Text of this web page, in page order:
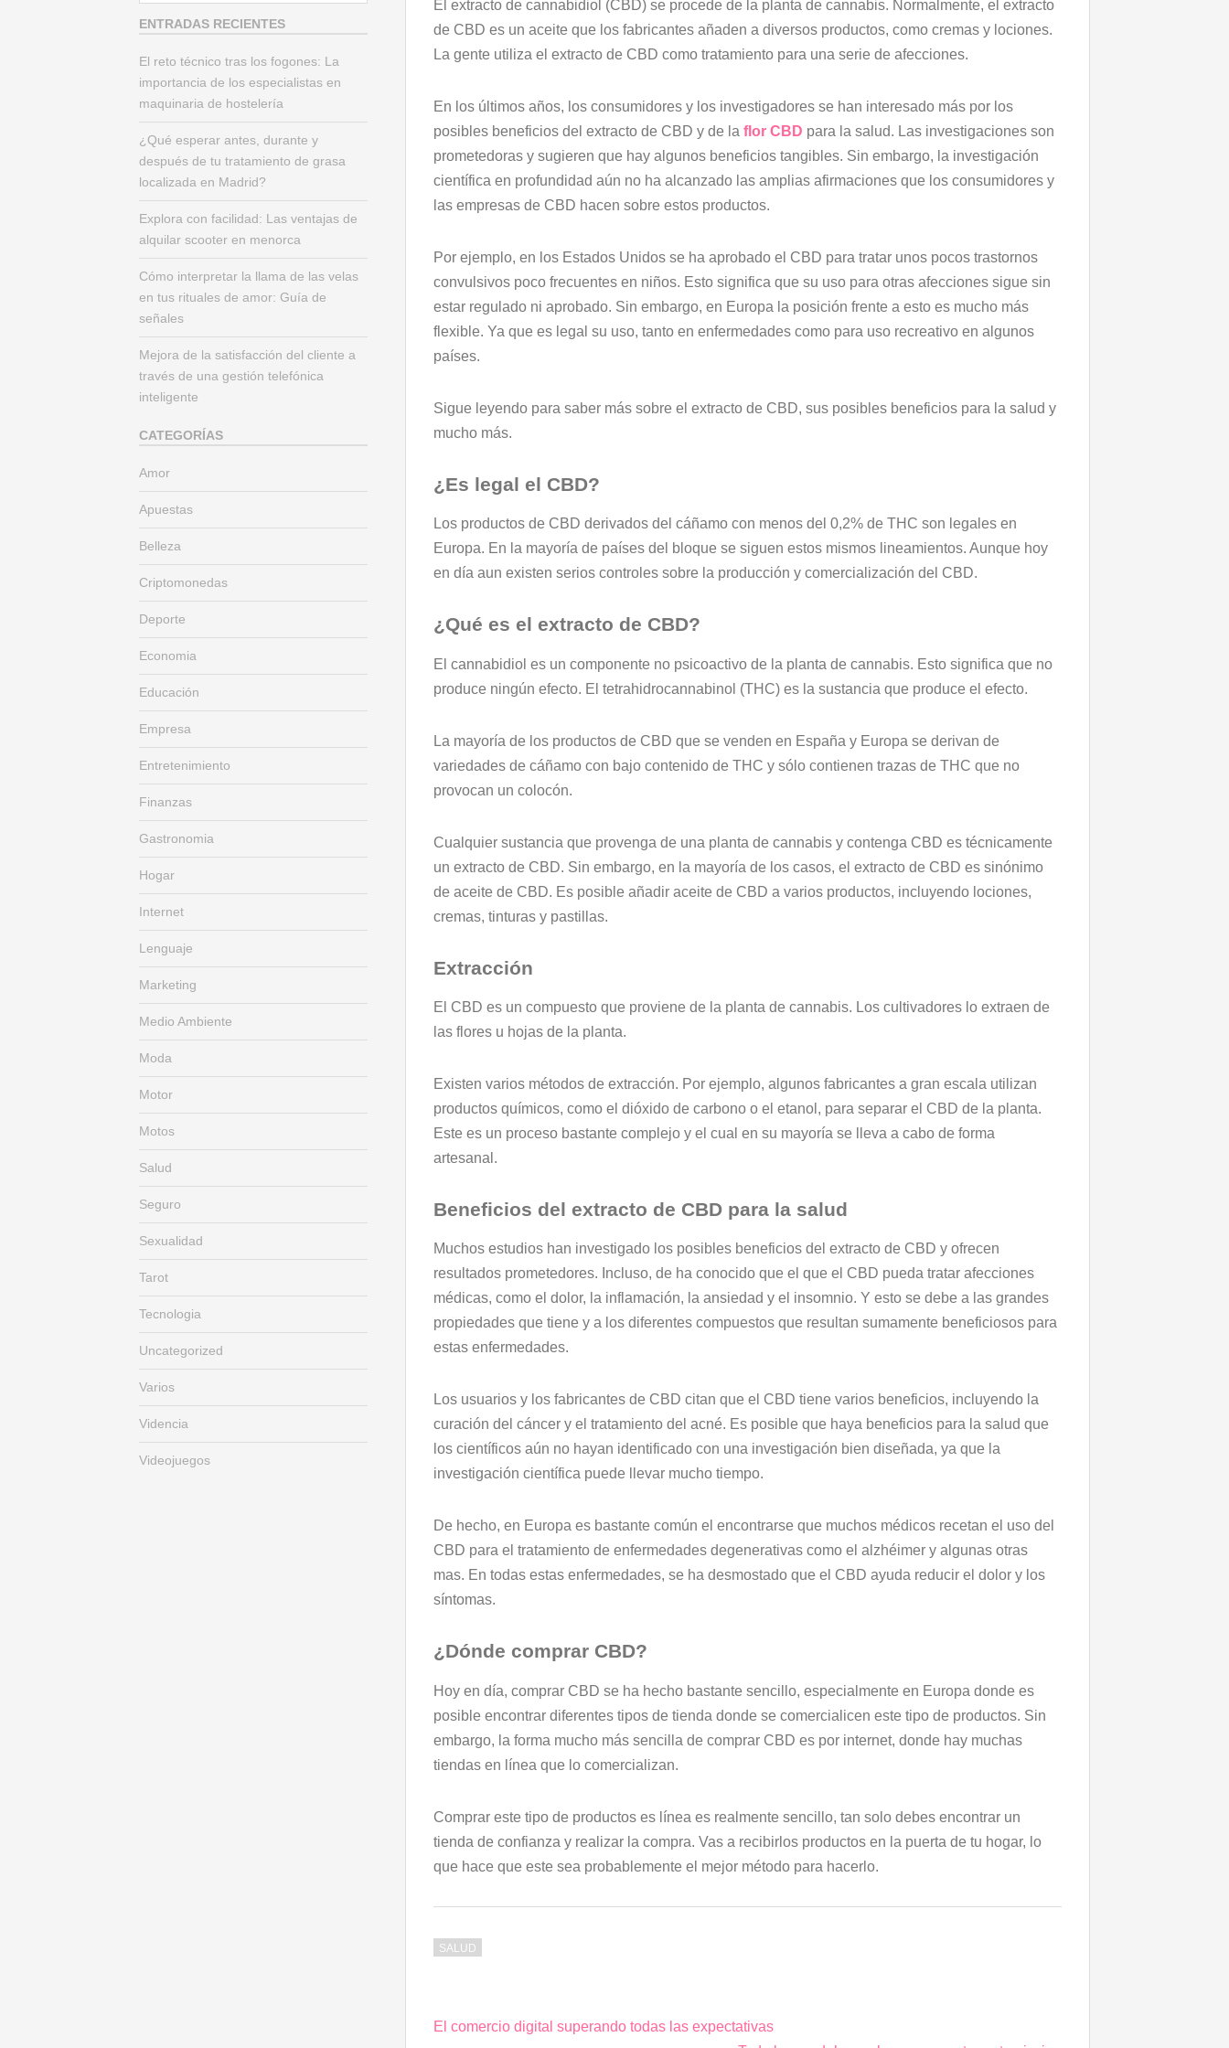
El extracto de cannabidiol (CBD) se procede de la planta de cannabis. Normalmente, el extracto
de CBD es un aceite que los fabricantes añaden a diversos productos, como cremas y lociones.
La gente utiliza el extracto de CBD como tratamiento para una serie de afecciones.
En los últimos años, los consumidores y los investigadores se han interesado más por los
posibles beneficios del extracto de CBD y de laflor CBD para la salud. Las investigaciones son
prometedoras y sugieren que hay algunos beneficios tangibles. Sin embargo, la investigación
científica en profundidad aún no ha alcanzado las amplias afirmaciones que los consumidores y
las empresas de CBD hacen sobre estos productos.
Por ejemplo, en los Estados Unidos se ha aprobado el CBD para tratar unos pocos trastornos
convulsivos poco frecuentes en niños. Esto significa que su uso para otras afecciones sigue sin
estar regulado ni aprobado. Sin embargo, en Europa la posición frente a esto es mucho más
flexible. Ya que es legal su uso, tanto en enfermedades como para uso recreativo en algunos
países.
Sigue leyendo para saber más sobre el extracto de CBD, sus posibles beneficios para la salud y
mucho más.
¿Es legal el CBD?
Los productos de CBD derivados del cáñamo con menos del 0,2% de THC son legales en
Europa. En la mayoría de países del bloque se siguen estos mismos lineamientos. Aunque hoy
en día aun existen serios controles sobre la producción y comercialización del CBD.
¿Qué es el extracto de CBD?
El cannabidiol es un componente no psicoactivo de la planta de cannabis. Esto significa que no
produce ningún efecto. El tetrahidrocannabinol (THC) es la sustancia que produce el efecto.
La mayoría de los productos de CBD que se venden en España y Europa se derivan de
variedades de cáñamo con bajo contenido de THC y sólo contienen trazas de THC que no
provocan un colocón.
Cualquier sustancia que provenga de una planta de cannabis y contenga CBD es técnicamente
un extracto de CBD. Sin embargo, en la mayoría de los casos, el extracto de CBD es sinónimo
de aceite de CBD. Es posible añadir aceite de CBD a varios productos, incluyendo lociones,
cremas, tinturas y pastillas.
Extracción
El CBD es un compuesto que proviene de la planta de cannabis. Los cultivadores lo extraen de
las flores u hojas de la planta.
Existen varios métodos de extracción. Por ejemplo, algunos fabricantes a gran escala utilizan
productos químicos, como el dióxido de carbono o el etanol, para separar el CBD de la planta.
Este es un proceso bastante complejo y el cual en su mayoría se lleva a cabo de forma
artesanal.
Beneficios del extracto de CBD para la salud
Muchos estudios han investigado los posibles beneficios del extracto de CBD y ofrecen
resultados prometedores. Incluso, de ha conocido que el que el CBD pueda tratar afecciones
médicas, como el dolor, la inflamación, la ansiedad y el insomnio. Y esto se debe a las grandes
propiedades que tiene y a los diferentes compuestos que resultan sumamente beneficiosos para
estas enfermedades.
Los usuarios y los fabricantes de CBD citan que el CBD tiene varios beneficios, incluyendo la
curación del cáncer y el tratamiento del acné. Es posible que haya beneficios para la salud que
los científicos aún no hayan identificado con una investigación bien diseñada, ya que la
investigación científica puede llevar mucho tiempo.
De hecho, en Europa es bastante común el encontrarse que muchos médicos recetan el uso del
CBD para el tratamiento de enfermedades degenerativas como el alzhéimer y algunas otras
mas. En todas estas enfermedades, se ha desmostado que el CBD ayuda reducir el dolor y los
síntomas.
¿Dónde comprar CBD?
Hoy en día, comprar CBD se ha hecho bastante sencillo, especialmente en Europa donde es
posible encontrar diferentes tipos de tienda donde se comercialicen este tipo de productos. Sin
embargo, la forma mucho más sencilla de comprar CBD es por internet, donde hay muchas
tiendas en línea que lo comercializan.
Comprar este tipo de productos es línea es realmente sencillo, tan solo debes encontrar un
tienda de confianza y realizar la compra. Vas a recibirlos productos en la puerta de tu hogar, lo
que hace que este sea probablemente el mejor método para hacerlo.
SALUD
Navegación
El comercio digital superando todas las expectativas
s
a
:
ENTRADAS RECIENTES
El reto técnico tras los fogones: La
importancia de los especialistas en
maquinaria de hostelería
¿Qué esperar antes, durante y
después de tu tratamiento de grasa
localizada en Madrid?
Explora con facilidad: Las ventajas de
alquilar scooter en menorca
Cómo interpretar la llama de las velas
en tus rituales de amor: Guía de
señales
Mejora de la satisfacción del cliente a
través de una gestión telefónica
inteligente
CATEGORÍAS
Amor
Apuestas
Belleza
Criptomonedas
Deporte
Economia
Educación
Empresa
Entretenimiento
Finanzas
Gastronomia
Hogar
Internet
Lenguaje
Marketing
Medio Ambiente
Moda
Motor
Motos
Salud
Seguro
Sexualidad
Tarot
Tecnologia
Uncategorized
Varios
Videncia
Videojuegos